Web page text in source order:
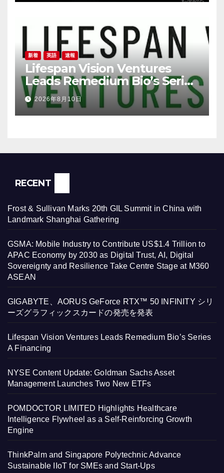
新着 英語 速報
Lifespan Vision Ventures
Leads Remedium Bio’s Series
A Financing
2026年8月10日
RECENT
Frost & Sullivan Marks 20th GIL Summit in China with
Landmark Shanghai Gathering
GSMA: Mobile Industry to Contribute US$1.4 Trillion to
APAC Economy by 2030 as Digital Trust, AI, Digital
Sovereignty and Resilience Take Centre Stage at M360
ASEAN
GIGABYTE、AORUS GeForce RTX™ 50 INFINITY シリ
ーズグラフィックスカードの発売を発表
Lifespan Vision Ventures Leads Remedium Bio’s Series
A Financing
NYSE Content Update: Goldman Sachs Asset
Management Launches Two New ETFs
POMDOCTOR LIMITED Highlights Healthcare
Intelligence Flywheel as a Self-Reinforcing Growth
Engine
ThinkPalm and Singapore Polytechnic Advance
Sustainable IIoT for SMEs and Start-Ups